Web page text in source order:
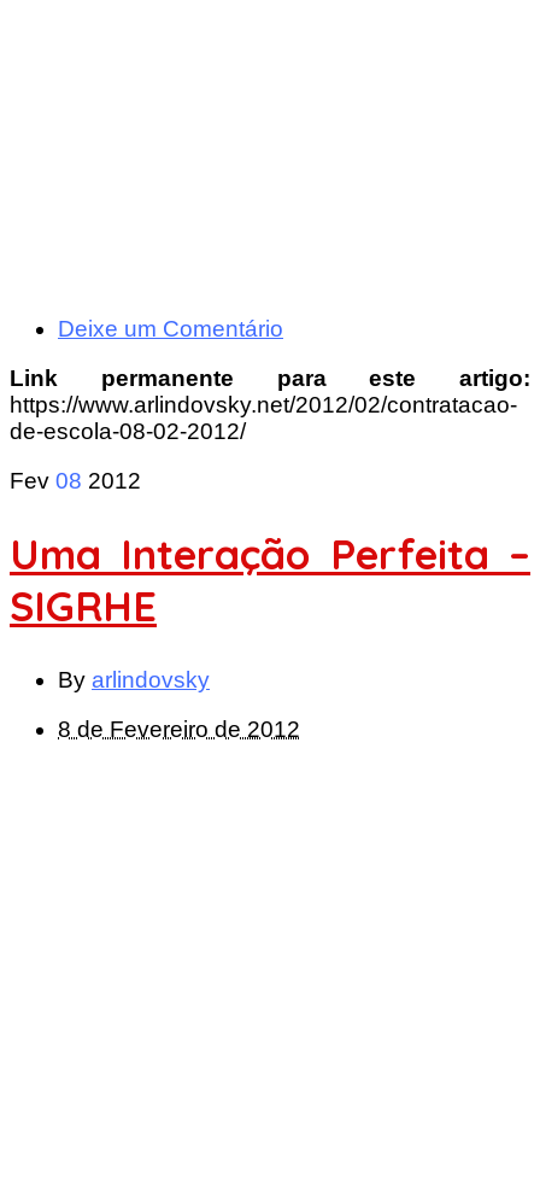
Deixe um Comentário
Link permanente para este artigo:
https://www.arlindovsky.net/2012/02/contratacao-
de-escola-08-02-2012/
Fev 08 2012
Uma Interação Perfeita –
SIGRHE
By arlindovsky
8 de Fevereiro de 2012